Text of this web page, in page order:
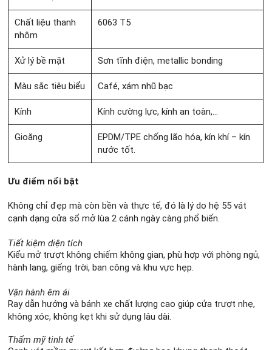
Chất liệu thanh
nhôm
6063 T5
Xử lý bề mặt Sơn tĩnh điện, metallic bonding
Màu sắc tiêu biểu Café, xám nhũ bạc
Kính Kính cường lực, kính an toàn,…
Gioăng
EPDM/TPE chống lão hóa, kín khí – kín
nước tốt.
Ưu điểm nổi bật
Không chỉ đẹp mà còn bền và thực tế, đó là lý do hệ 55 vát
cạnh dạng cửa sổ mở lùa 2 cánh ngày càng phổ biến.
Tiết kiệm diện tích
Kiểu mở trượt không chiếm không gian, phù hợp với phòng ngủ,
hành lang, giếng trời, ban công và khu vực hẹp.
Vận hành êm ái
Ray dẫn hướng và bánh xe chất lượng cao giúp cửa trượt nhẹ,
không xóc, không kẹt khi sử dụng lâu dài.
Thẩm mỹ tinh tế